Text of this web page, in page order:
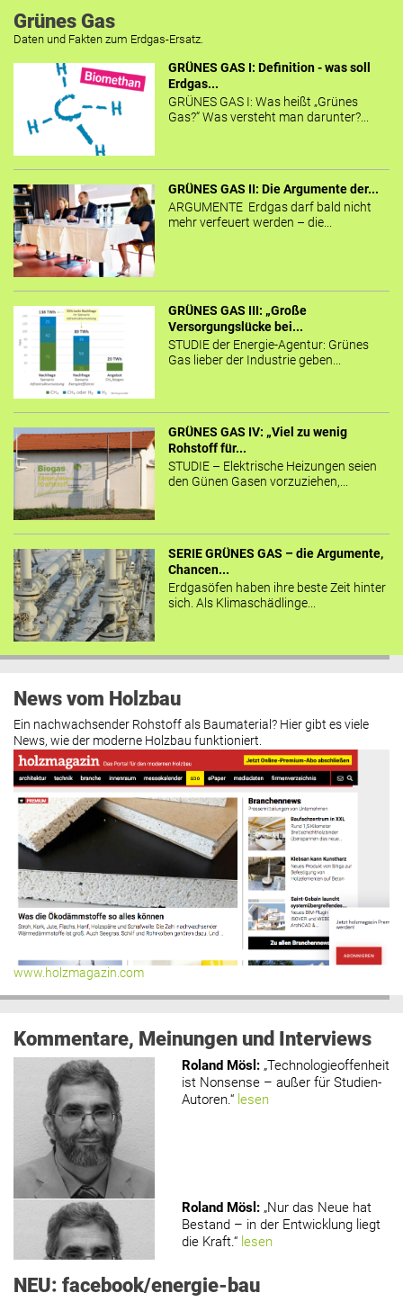
Grünes Gas
Daten und Fakten zum Erdgas-Ersatz.
GRÜNES GAS I: Definition - was soll
Erdgas...
GRÜNES GAS I: Was heißt „Grünes
Gas?“ Was versteht man darunter?...
GRÜNES GAS II: Die Argumente der...
ARGUMENTE Erdgas darf bald nicht
mehr verfeuert werden – die...
GRÜNES GAS III: „Große
Versorgungslücke bei...
STUDIE der Energie-Agentur: Grünes
Gas lieber der Industrie geben...
GRÜNES GAS IV: „Viel zu wenig
Rohstoff für...
STUDIE – Elektrische Heizungen seien
den Günen Gasen vorzuziehen,...
SERIE GRÜNES GAS – die Argumente,
Chancen...
Erdgasöfen haben ihre beste Zeit hinter
sich. Als Klimaschädlinge...
News vom Holzbau
Ein nachwachsender Rohstoff als Baumaterial? Hier gibt es viele
News, wie der moderne Holzbau funktioniert.
www.holzmagazin.com
Kommentare, Meinungen und Interviews
Roland Mösl : „Technologieoffenheit
ist Nonsense – außer für Studien-
Autoren.“ lesen
Roland Mösl : „Nur das Neue hat
Bestand – in der Entwicklung liegt
die Kraft.“ lesen
NEU: facebook/energie-bau